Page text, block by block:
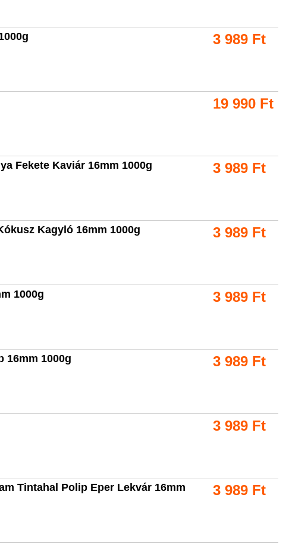
3 989 Ft
19 990 Ft
Fekete Kaviár 16mm 1000g 3 989 Ft
Kagyló 16mm 1000g 3 989 Ft
1000g 3 989 Ft
16mm 1000g 3 989 Ft
3 989 Ft
Tintahal Polip Eper Lekvár 16mm
3 989 Ft